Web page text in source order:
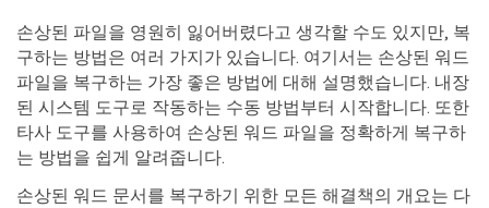
손상된 파일을 영원히 잃어버렸다고 생각할 수도 있지만, 복
구하는 방법은 여러 가지가 있습니다. 여기서는 손상된 워드
파일을 복구하는 가장 좋은 방법에 대해 설명했습니다. 내장
된 시스템 도구로 작동하는 수동 방법부터 시작합니다. 또한
타사 도구를 사용하여 손상된 워드 파일을 정확하게 복구하
는 방법을 쉽게 알려줍니다.
손상된 워드 문서를 복구하기 위한 모든 해결책의 개요는 다